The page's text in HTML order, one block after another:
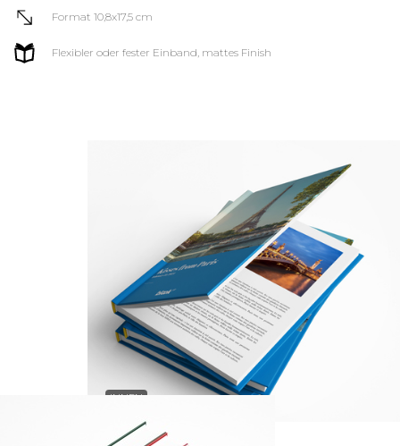
Format 10,8x17,5 cm
Flexibler oder fester Einband, mattes Finish
INNEN